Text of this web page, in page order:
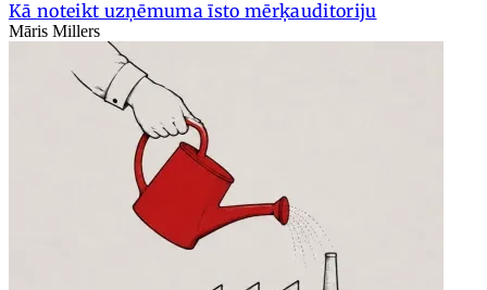
Kā noteikt uzņēmuma īsto mērķauditoriju
Māris Millers